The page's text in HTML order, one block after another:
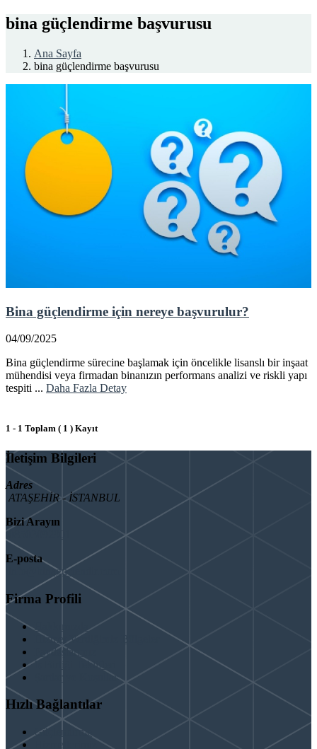
bina güçlendirme başvurusu
Ana Sayfa
bina güçlendirme başvurusu
Bina güçlendirme için nereye başvurulur?
04/09/2025
Bina güçlendirme sürecine başlamak için öncelikle lisanslı bir inşaat
mühendisi veya firmadan binanızın performans analizi ve riskli yapı
tespiti ... Daha Fazla Detay
1 - 1 Toplam ( 1 ) Kayıt
İletişim Bilgileri
Adres
ATAŞEHİR - İSTANBUL
Bizi Arayın
E-posta
info@binaguclendir.com
Firma Profili
Hakkımızda
Hizmet Verdiğimiz Bölgeler
Paydaşlarımız
İş Birliği Teklifleri
Şartlar ve Koşullar
Hızlı Bağlantılar
Güçlendirme
Hizmetlerimiz